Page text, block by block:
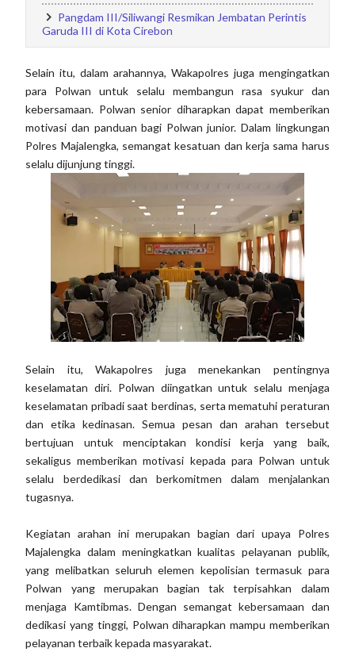
Pangdam III/Siliwangi Resmikan Jembatan Perintis
Garuda III di Kota Cirebon
Selain itu, dalam arahannya, Wakapolres juga mengingatkan
para Polwan untuk selalu membangun rasa syukur dan
kebersamaan. Polwan senior diharapkan dapat memberikan
motivasi dan panduan bagi Polwan junior. Dalam lingkungan
Polres Majalengka, semangat kesatuan dan kerja sama harus
selalu dijunjung tinggi.
Selain itu, Wakapolres juga menekankan pentingnya
keselamatan diri. Polwan diingatkan untuk selalu menjaga
keselamatan pribadi saat berdinas, serta mematuhi peraturan
dan etika kedinasan. Semua pesan dan arahan tersebut
bertujuan untuk menciptakan kondisi kerja yang baik,
sekaligus memberikan motivasi kepada para Polwan untuk
selalu berdedikasi dan berkomitmen dalam menjalankan
tugasnya.
Kegiatan arahan ini merupakan bagian dari upaya Polres
Majalengka dalam meningkatkan kualitas pelayanan publik,
yang melibatkan seluruh elemen kepolisian termasuk para
Polwan yang merupakan bagian tak terpisahkan dalam
menjaga Kamtibmas. Dengan semangat kebersamaan dan
dedikasi yang tinggi, Polwan diharapkan mampu memberikan
pelayanan terbaik kepada masyarakat.